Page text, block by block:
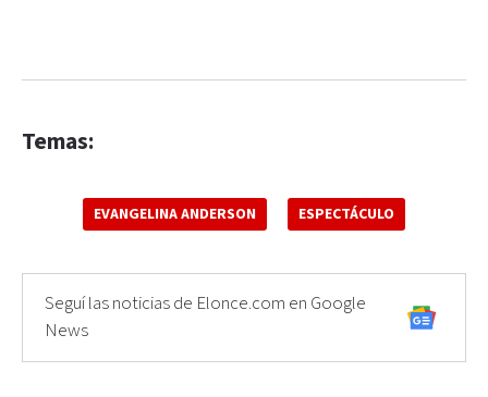
Temas:
EVANGELINA ANDERSON ESPECTÁCULO
Seguí las noticias de Elonce.com en Google
News